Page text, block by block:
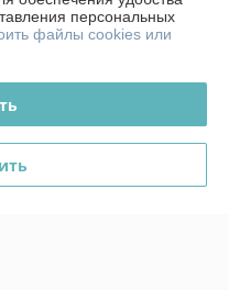
персональных
файлы cookies или